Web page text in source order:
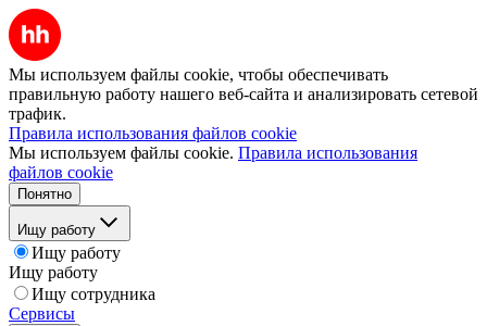
Мы используем файлы cookie, чтобы обеспечивать
правильную работу нашего веб-сайта и анализировать сетевой
трафик.
Правила использования файлов cookie
Мы используем файлы cookie. Правила использования
файлов cookie
Понятно
Ищу работу
Ищу работу
Ищу работу
Ищу сотрудника
Сервисы